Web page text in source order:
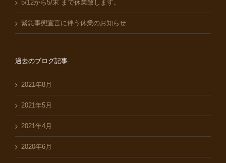
5/12から5/末 まで休業致します。
緊急事態宣言に伴う休業のお知らせ
過去のブログ記事
2021年8月
2021年5月
2021年4月
2020年6月